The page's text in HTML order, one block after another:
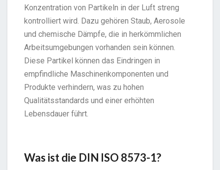
Konzentration von Partikeln in der Luft streng
kontrolliert wird. Dazu gehören Staub, Aerosole
und chemische Dämpfe, die in herkömmlichen
Arbeitsumgebungen vorhanden sein können.
Diese Partikel können das Eindringen in
empfindliche Maschinenkomponenten und
Produkte verhindern, was zu hohen
Qualitätsstandards und einer erhöhten
Lebensdauer führt.
Was ist die DIN ISO 8573-1?